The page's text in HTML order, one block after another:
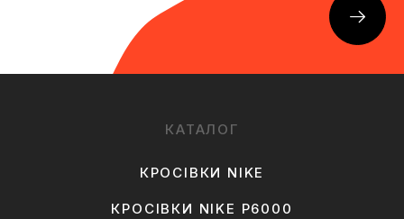
КАТАЛОГ
КРОСІВКИ NIKE
КРОСІВКИ NIKE P6000